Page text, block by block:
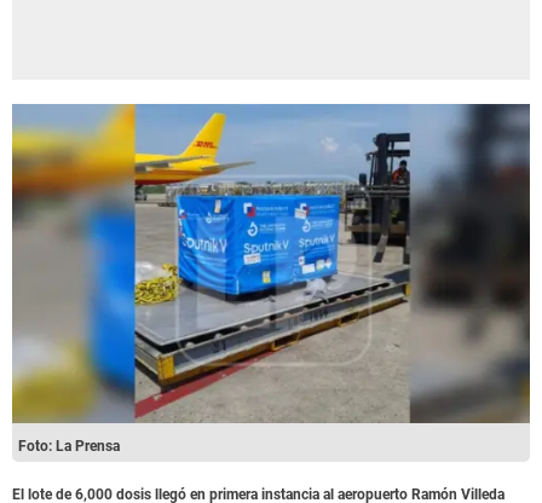
Foto: La Prensa
El lote de 6,000 dosis llegó en primera instancia al aeropuerto Ramón Villeda